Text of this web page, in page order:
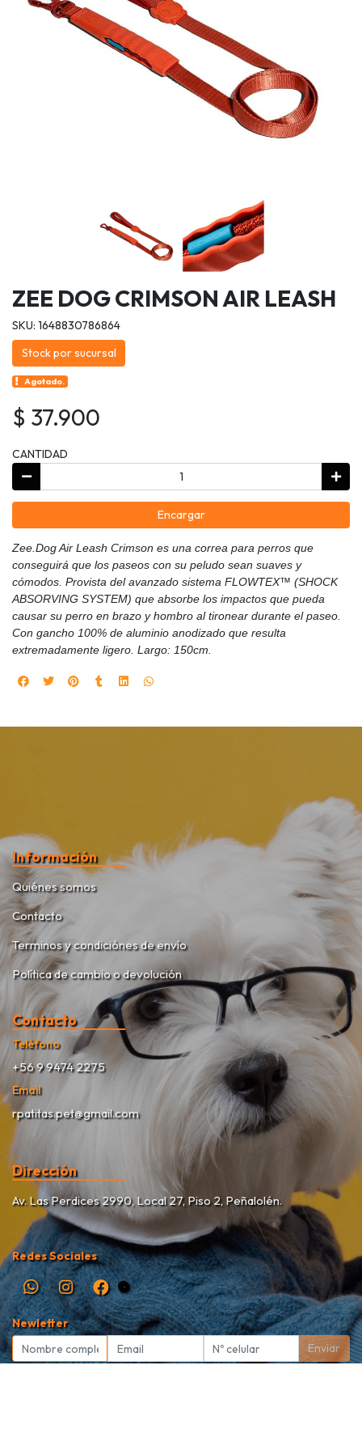
ZEE DOG CRIMSON AIR LEASH
SKU: 1648830786864
Stock por sucursal
Agotado.
$ 37.900
CANTIDAD
Encargar
Zee.Dog Air Leash Crimson es una correa para perros que
conseguirá que los paseos con su peludo sean suaves y
cómodos. Provista del avanzado sistema FLOWTEX™ (SHOCK
ABSORVING SYSTEM) que absorbe los impactos que pueda
causar su perro en brazo y hombro al tironear durante el paseo.
Con gancho 100% de aluminio anodizado que resulta
extremadamente ligero. Largo: 150cm.
Información
Quiénes somos
Contacto
Terminos y condiciónes de envío
Política de cambio o devolución
Contacto
Teléfono
+56 9 9474 2275
Email
rpatitas.pet@gmail.com
Dirección
Av. Las Perdices 2990, Local 27, Piso 2, Peñalolén.
Redes Sociales
Newletter
Enviar